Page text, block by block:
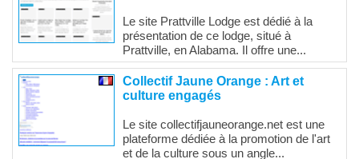
Le site Prattville Lodge est dédié à la
présentation de ce lodge, situé à
Prattville, en Alabama. Il offre une...
Collectif Jaune Orange : Art et
culture engagés
Le site collectifjauneorange.net est une
plateforme dédiée à la promotion de l'art
et de la culture sous un angle...